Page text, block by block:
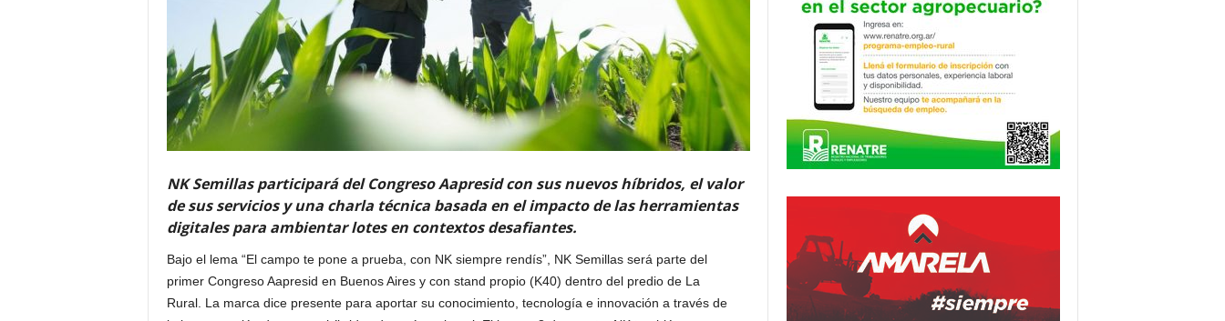
NK Semillas participará del Congreso Aapresid con sus nuevos híbridos, el valor
de sus servicios y una charla técnica basada en el impacto de las herramientas
digitales para ambientar lotes en contextos desafiantes.
Bajo el lema “El campo te pone a prueba, con NK siempre rendís”, NK Semillas será parte del
primer Congreso Aapresid en Buenos Aires y con stand propio (K40) dentro del predio de La
Rural. La marca dice presente para aportar su conocimiento, tecnología e innovación a través de